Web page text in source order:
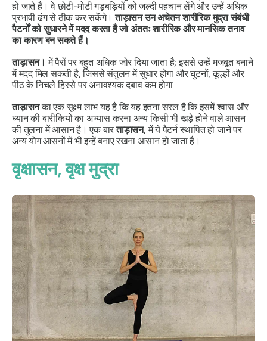
हो जाते हैं। वे छोटी-मोटी गड़बड़ियों को जल्दी पहचान लेंगे और उन्हें अधिक
प्रभावी ढंग से ठीक कर सकेंगे।ताड़ासनउन अचेतन शारीरिक मुद्रा संबंधी
पैटर्नों को सुधारने में मदद करता है जो अंततः शारीरिक और मानसिक तनाव
का कारण बन सकते हैं।
ताड़ासन। में पैरों पर बहुत अधिक जोर दिया जाता है; इससे उन्हें मजबूत बनाने
में मदद मिल सकती है, जिससे संतुलन में सुधार होगा और घुटनों, कूल्हों और
पीठ के निचले हिस्से पर अनावश्यक दबाव कम होगा
ताड़ासनका एक सूक्ष्म लाभ यह है कि यह इतना सरल है कि इसमें श्वास और
ध्यान की बारीकियों का अभ्यास करना अन्य किसी भी खड़े होने वाले आसन
की तुलना में आसान है। एक बारताड़ासन,में ये पैटर्न स्थापित हो जाने पर
अन्य योग आसनों में भी इन्हें बनाए रखना आसान हो जाता है।
वृक्षासन, वृक्ष मुद्रा